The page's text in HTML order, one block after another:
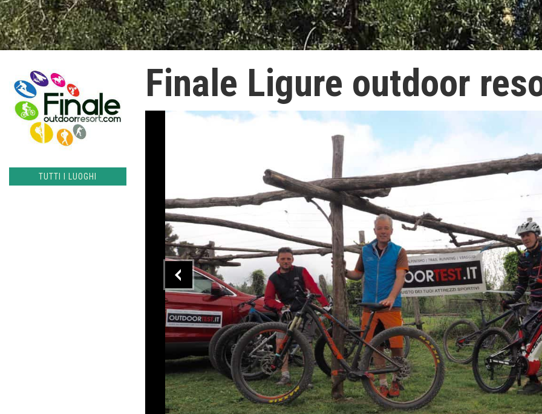
TUTTI I LUOGHI
Finale Ligure outdoor